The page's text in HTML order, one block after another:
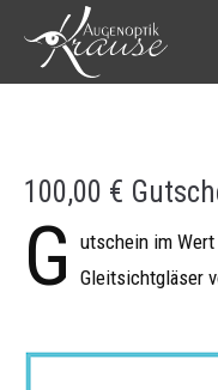
100,00 €
G
utschein im
Gleitsichtgläser